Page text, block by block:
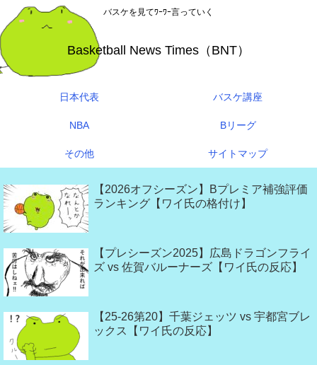
バスケを見てﾜｰﾜｰ言っていく
Basketball News Times（BNT）
日本代表 バスケ講座
NBA Bリーグ
その他 サイトマップ
【2026オフシーズン】Bプレミア補強評価
ランキング【ワイ氏の格付け】
【プレシーズン2025】広島ドラゴンフライ
ズ vs 佐賀バルーナーズ【ワイ氏の反応】
【25-26第20】千葉ジェッツ vs 宇都宮ブレ
ックス【ワイ氏の反応】